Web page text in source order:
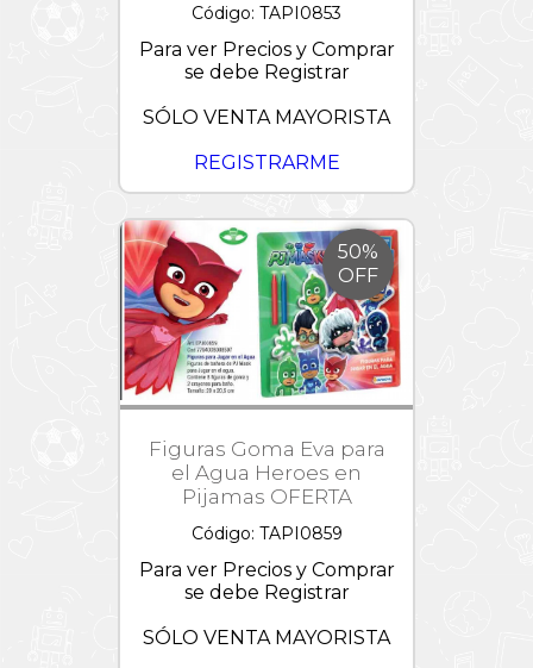
Código: TAPI0853
Para ver Precios y Comprar
se debe Registrar
SÓLO VENTA MAYORISTA
REGISTRARME
50%
OFF
Figuras Goma Eva para
el Agua Heroes en
Pijamas OFERTA
Código: TAPI0859
Para ver Precios y Comprar
se debe Registrar
SÓLO VENTA MAYORISTA